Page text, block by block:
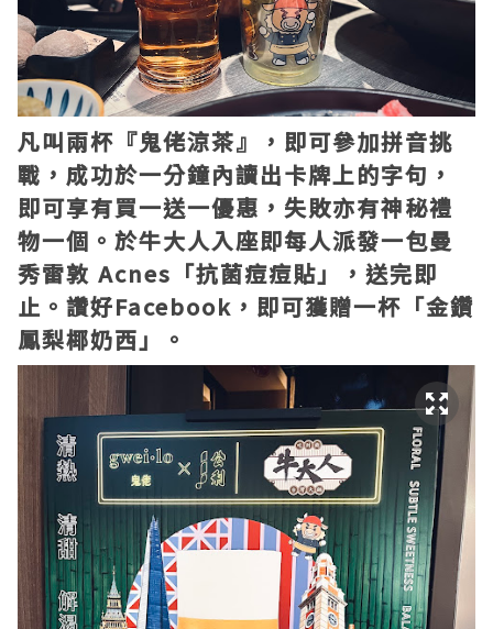
凡叫兩杯『鬼佬涼茶』，即可參加拼音挑
戰，成功於一分鐘內讀出卡牌上的字句，
即可享有買一送一優惠，失敗亦有神秘禮
物一個。於牛大人入座即每人派發一包曼
秀雷敦 Acnes「抗菌痘痘貼」，送完即
止。讚好Facebook，即可獲贈一杯「金鑽
鳳梨椰奶西」。